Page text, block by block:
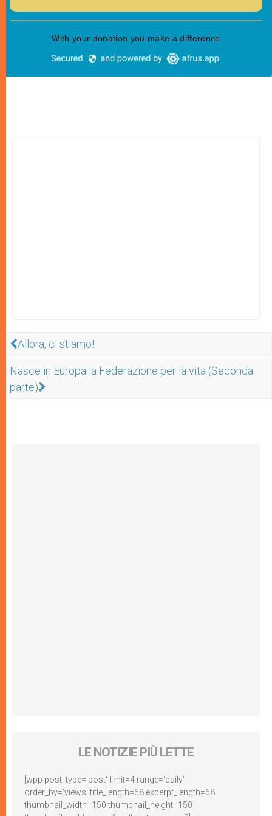
Allora, ci stiamo!
Nasce in Europa la Federazione per la vita (Seconda
parte)
LE NOTIZIE PIÙ LETTE
[wpp post_type='post' limit=4 range='daily'
order_by='views' title_length=68 excerpt_length=68
thumbnail_width=150 thumbnail_height=150